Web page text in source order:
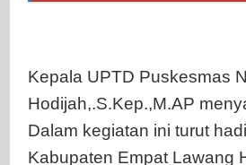
Kepala UPTD Puskesmas
Hodijah,.S.Kep.,M.AP
Dalam kegiatan ini turut
Kabupaten Empat Lawang